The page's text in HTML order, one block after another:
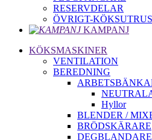
RESERVDELAR
ÖVRIGT-
KAMPANJ
KÖKSMASKINER
VENTILATION
BEREDNING
Hyllor
BLENDER /
BRÖDSKÄRARE
DEGBLANDARE